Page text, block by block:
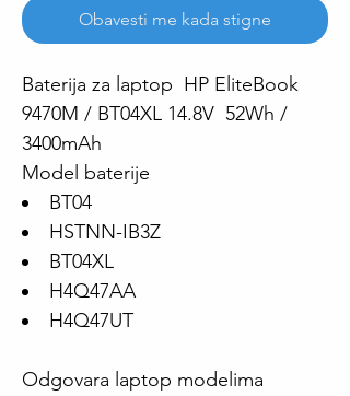
Obavesti me kada stigne
Baterija za laptop HP EliteBook
9470M / BT04XL 14.8V 52Wh /
3400mAh
Model baterije
BT04
HSTNN-IB3Z
BT04XL
H4Q47AA
H4Q47UT
Odgovara laptop modelima